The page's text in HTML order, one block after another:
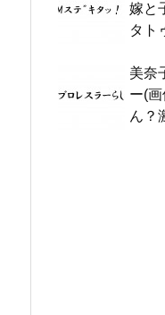
嫁と
タト
美奈
ー(
ん？